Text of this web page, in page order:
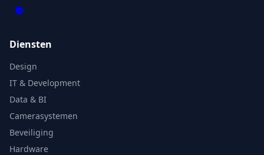
Diensten
Design
IT & Development
Data & BI
Camerasystemen
Beveiliging
Hardware